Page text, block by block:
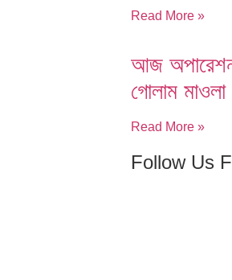
Read More »
আজ
গোলাম মাওলা
Read More »
Follow Us